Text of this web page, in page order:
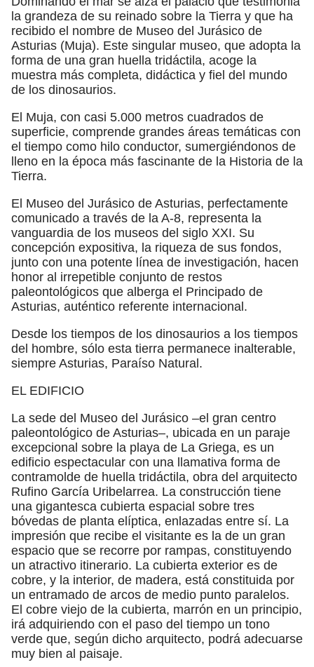
la grandeza de su reinado sobre la Tierra y que ha
recibido el nombre de Museo del Jurásico de
Asturias (Muja). Este singular museo, que adopta la
forma de una gran huella tridáctila, acoge la
muestra más completa, didáctica y fiel del mundo
de los dinosaurios.
El Muja, con casi 5.000 metros cuadrados de
superficie, comprende grandes áreas temáticas con
el tiempo como hilo conductor, sumergiéndonos de
lleno en la época más fascinante de la Historia de la
Tierra.
El Museo del Jurásico de Asturias, perfectamente
comunicado a través de la A-8, representa la
vanguardia de los museos del siglo XXI. Su
concepción expositiva, la riqueza de sus fondos,
junto con una potente línea de investigación, hacen
honor al irrepetible conjunto de restos
paleontológicos que alberga el Principado de
Asturias, auténtico referente internacional.
Desde los tiempos de los dinosaurios a los tiempos
del hombre, sólo esta tierra permanece inalterable,
siempre Asturias, Paraíso Natural.
EL EDIFICIO
La sede del Museo del Jurásico –el gran centro
paleontológico de Asturias–, ubicada en un paraje
excepcional sobre la playa de La Griega, es un
edificio espectacular con una llamativa forma de
contramolde de huella tridáctila, obra del arquitecto
Rufino García Uribelarrea. La construcción tiene
una gigantesca cubierta espacial sobre tres
bóvedas de planta elíptica, enlazadas entre sí. La
impresión que recibe el visitante es la de un gran
espacio que se recorre por rampas, constituyendo
un atractivo itinerario. La cubierta exterior es de
cobre, y la interior, de madera, está constituida por
un entramado de arcos de medio punto paralelos.
El cobre viejo de la cubierta, marrón en un principio,
irá adquiriendo con el paso del tiempo un tono
verde que, según dicho arquitecto, podrá adecuarse
muy bien al paisaje.